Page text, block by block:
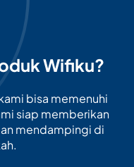
Wifiku?
bisa memenuhi
siap memberikan
mendampingi di